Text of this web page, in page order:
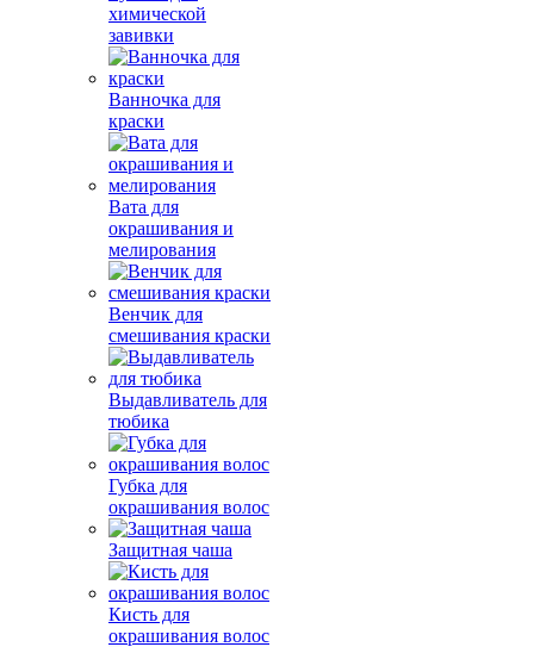
химической
завивки
Ванночка для
краски
Вата для
окрашивания и
мелирования
Венчик для
смешивания краски
Выдавливатель для
тюбика
Губка для
окрашивания волос
Защитная чаша
Кисть для
окрашивания волос